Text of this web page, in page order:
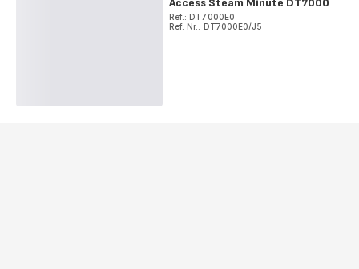
Access Steam Minute DT7000
Ref.: DT7000E0
Ref. Nr.: DT7000E0/J5